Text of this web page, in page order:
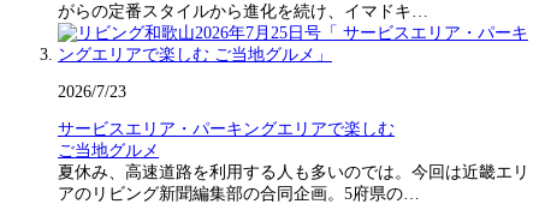
がらの定番スタイルから進化を続け、イマドキ…
2026/7/23
サービスエリア・パーキングエリアで楽しむ
ご当地グルメ
夏休み、高速道路を利用する人も多いのでは。今回は近畿エリ
アのリビング新聞編集部の合同企画。5府県の…